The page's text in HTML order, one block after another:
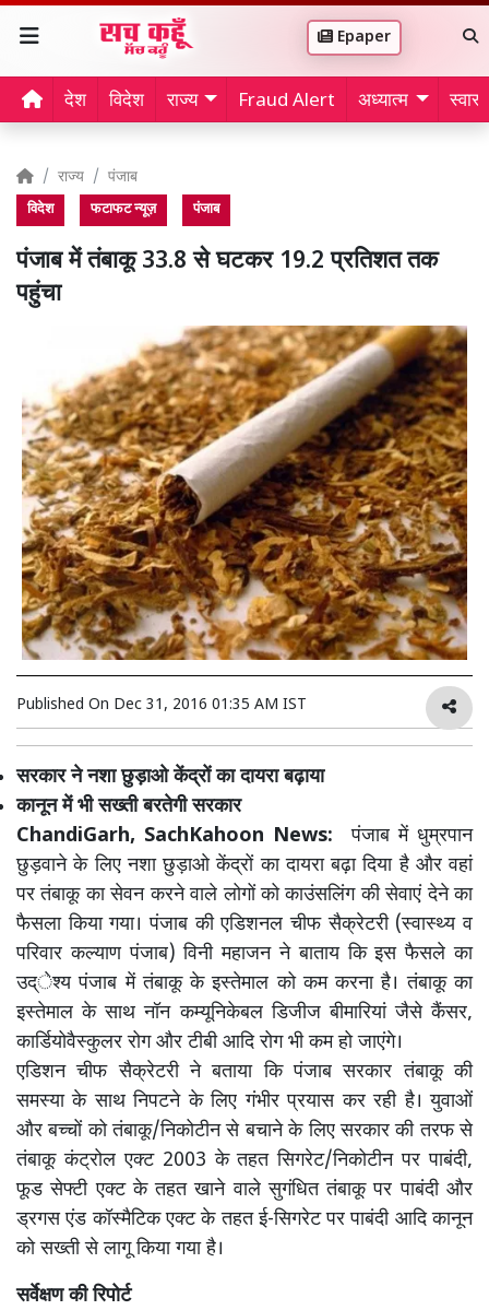
Epaper
देश विदेश राज्य Fraud Alert अध्यात्म
राज्य पंजाब
विदेश फटाफट न्यूज़ पंजाब
पंजाब में तंबाकू 33.8 से घटकर 19.2 प्रतिशत तक
पहुंचा
Published On Dec 31, 2016 01:35 AM IST
सरकार ने नशा छुड़ाओ केंद्रों का दायरा बढ़ाया
कानून में भी सख्ती बरतेगी सरकार
ChandiGarh, SachKahoon News:पंजाब में धुम्रपान
छुड़वाने के लिए नशा छुड़ाओ केंद्रों का दायरा बढ़ा दिया है और वहां
पर तंबाकू का सेवन करने वाले लोगों को काउंसलिंग की सेवाएं देने का
फैसला किया गया। पंजाब की एडिशनल चीफ सैक्रेटरी (स्वास्थ्य व
परिवार कल्याण पंजाब) विनी महाजन ने बाताय कि इस फैसले का
उद्ेश्य पंजाब में तंबाकू के इस्तेमाल को कम करना है। तंबाकू का
इस्तेमाल के साथ नॉन कम्यूनिकेबल डिजीज बीमारियां जैसे कैंसर,
कार्डियोवैस्कुलर रोग और टीबी आदि रोग भी कम हो जाएंगे।
एडिशन चीफ सैक्रेटरी ने बताया कि पंजाब सरकार तंबाकू की
समस्या के साथ निपटने के लिए गंभीर प्रयास कर रही है। युवाओं
और बच्चों को तंबाकू/निकोटीन से बचाने के लिए सरकार की तरफ से
तंबाकू कंट्रोल एक्ट 2003 के तहत सिगरेट/निकोटीन पर पाबंदी,
फूड सेफ्टी एक्ट के तहत खाने वाले सुगंधित तंबाकू पर पाबंदी और
ड्रगस एंड कॉस्मैटिक एक्ट के तहत ई-सिगरेट पर पाबंदी आदि कानून
को सख्ती से लागू किया गया है।
सर्वेक्षण की रिपोर्ट